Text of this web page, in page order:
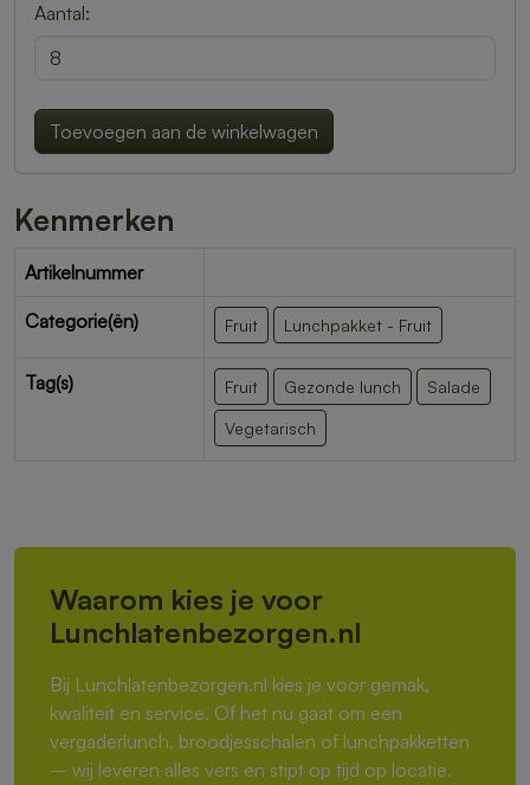
Aantal:
Toevoegen aan de winkelwagen
Kenmerken
Artikelnummer
Categorie(ën) Fruit Lunchpakket - Fruit
Tag(s) Fruit Gezonde lunch Salade
Vegetarisch
Waarom kies je voor
Lunchlatenbezorgen.nl
Bij Lunchlatenbezorgen.nl kies je voor gemak,
kwaliteit en service. Of het nu gaat om een
vergaderlunch, broodjesschalen of lunchpakketten
– wij leveren alles vers en stipt op tijd op locatie.